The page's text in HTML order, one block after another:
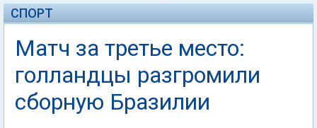
СПОРТ
Матч за третье место:
голландцы разгромили
сборную Бразилии